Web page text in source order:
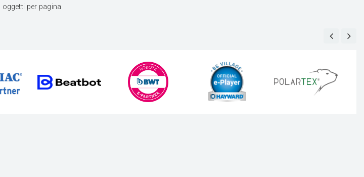
oggetti per pagina